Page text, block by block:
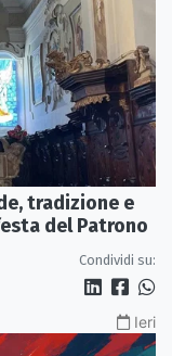
tradizione e
del Patrono
Condividi su:
Ieri